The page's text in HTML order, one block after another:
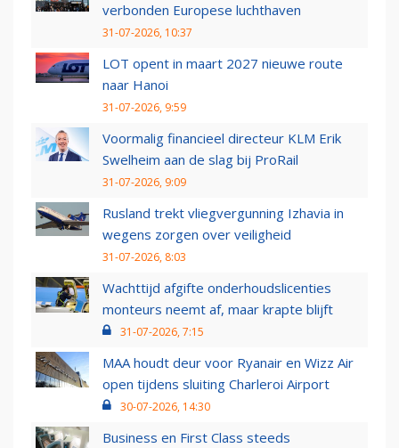
verbonden Europese luchthaven
31-07-2026, 10:37
LOT opent in maart 2027 nieuwe route
naar Hanoi
31-07-2026, 9:59
Voormalig financieel directeur KLM Erik
Swelheim aan de slag bij ProRail
31-07-2026, 9:09
Rusland trekt vliegvergunning Izhavia in
wegens zorgen over veiligheid
31-07-2026, 8:03
Wachttijd afgifte onderhoudslicenties
monteurs neemt af, maar krapte blijft
31-07-2026, 7:15
MAA houdt deur voor Ryanair en Wizz Air
open tijdens sluiting Charleroi Airport
30-07-2026, 14:30
Business en First Class steeds